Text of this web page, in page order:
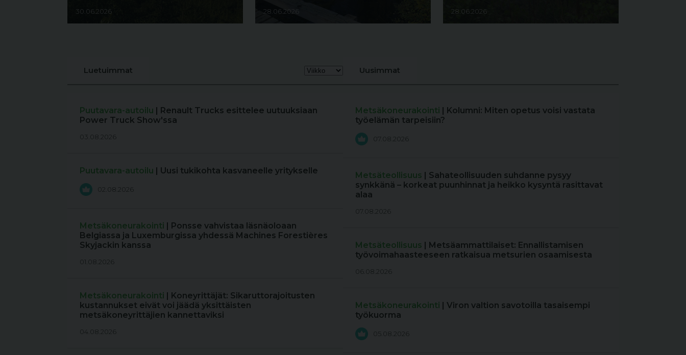
30.06.2026 28.06.2026 28.06.2026
Luetuimmat
Puutavara-autoilu | Renault Trucks esittelee uutuuksiaan
Power Truck Show'ssa
03.08.2026
Puutavara-autoilu | Uusi tukikohta kasvaneelle yritykselle
02.08.2026
Metsäkoneurakointi | Ponsse vahvistaa läsnäoloaan
Belgiassa ja Luxemburgissa yhdessä Machines Forestières
Skyjackin kanssa
01.08.2026
Metsäkoneurakointi | Koneyrittäjät: Sikaruttorajoitusten
kustannukset eivät voi jäädä yksittäisten
metsäkoneyrittäjien kannettaviksi
04.08.2026
Uusimmat
Metsäkoneurakointi | Kolumni: Miten opetus voisi vastata
työelämän tarpeisiin?
07.08.2026
Metsäteollisuus | Sahateollisuuden suhdanne pysyy
synkkänä – korkeat puunhinnat ja heikko kysyntä rasittavat
alaa
07.08.2026
Metsäteollisuus | Metsäammattilaiset: Ennallistamisen
työvoimahaasteeseen ratkaisua metsurien osaamisesta
06.08.2026
Metsäkoneurakointi | Viron valtion savotoilla tasaisempi
työkuorma
05.08.2026